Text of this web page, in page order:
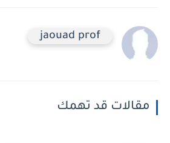
jaouad prof
مقالات قد تهمك